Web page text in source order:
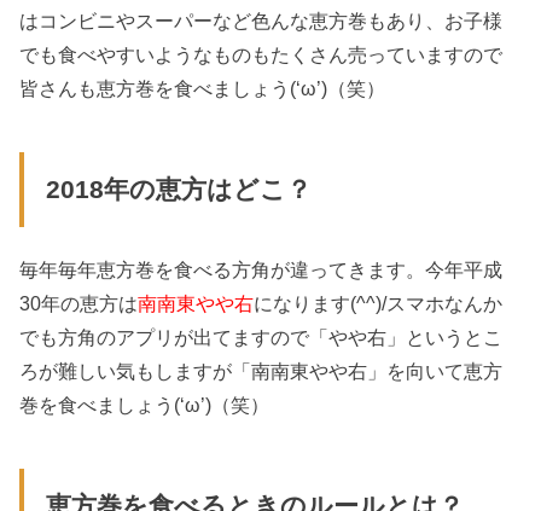
はコンビニやスーパーなど色んな恵方巻もあり、お子様
でも食べやすいようなものもたくさん売っていますので
皆さんも恵方巻を食べましょう(‘ω’)（笑）
2018年の恵方はどこ？
毎年毎年恵方巻を食べる方角が違ってきます。今年平成
30年の恵方は南南東やや右になります(^^)/スマホなんか
でも方角のアプリが出てますので「やや右」というとこ
ろが難しい気もしますが「南南東やや右」を向いて恵方
巻を食べましょう(‘ω’)（笑）